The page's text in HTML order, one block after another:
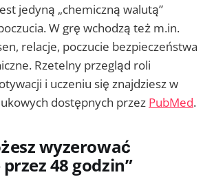
jedyną „chemiczną walutą”
W grę wchodzą też m.in.
relacje, poczucie bezpieczeństwa
Rzetelny przegląd roli
i uczeniu się znajdziesz w
dostępnych przez PubMed.
wyzerować
48 godzin”